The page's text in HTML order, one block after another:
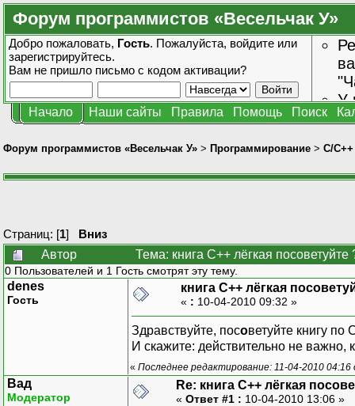
Форум программистов «Весельчак У»
Добро пожаловать, Гость. Пожалуйста, войдите или
зарегистрируйтесь.
Вам не пришло письмо с кодом активации?
У
Начало Наши сайты Правила Помощь Поиск
Форум программистов «Весельчак У» > Программирование > C/C++
Страниц: [1] Вниз
Автор
Тема: книга C++ лёгкая
0 Пользователей и 1 Гость смотрят эту тему.
denes
Гость
книга C++ лёгкая
« : 10-04-2010 09:32 »
Здравствуйте, посоветуйте книгу по
И скажите: действительно не
« Последнее редактирование: 11-04-2010 04:16
Вад
Модератор
Re: книга C++ лёгкая
« Ответ #1 : 10-04-2010 13:06 »